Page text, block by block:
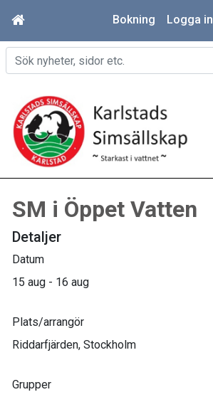
Bokning Logga in
SM i Öppet Vatten
Detaljer
Datum
15 aug - 16 aug
Plats/arrangör
Riddarfjärden, Stockholm
Grupper